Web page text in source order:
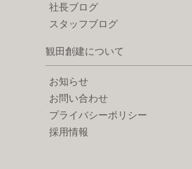
社長ブログ
スタッフブログ
観田創建について
お知らせ
お問い合わせ
プライバシーポリシー
採用情報